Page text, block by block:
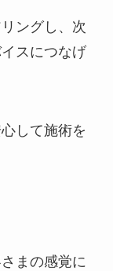
ングし、次
スにつなげ
して施術を
まの感覚に